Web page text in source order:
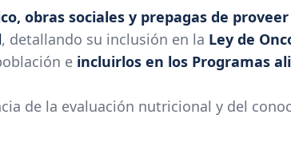
obras sociales y prepagas de
, detallando su inclusión en la Ley de
e incluirlos en los Programas
de la evaluación nutricional y del